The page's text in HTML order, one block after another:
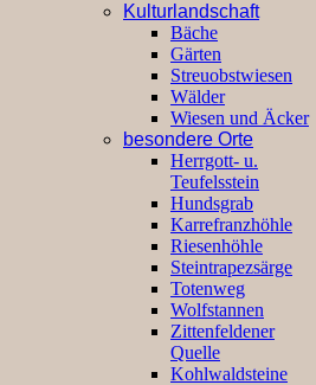
Kulturlandschaft
Bäche
Gärten
Streuobstwiesen
Wälder
Wiesen und Äcker
besondere Orte
Herrgott- u.
Teufelsstein
Hundsgrab
Karrefranzhöhle
Riesenhöhle
Steintrapezsärge
Totenweg
Wolfstannen
Zittenfeldener
Quelle
Kohlwaldsteine